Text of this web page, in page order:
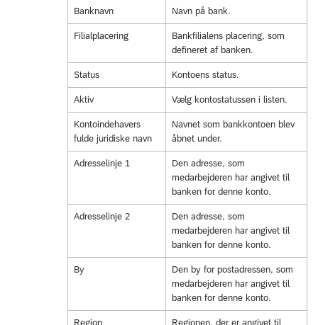
Banknavn Navn på bank.
Filialplacering
Bankfilialens placering, som
defineret af banken.
Status Kontoens status.
Aktiv Vælg kontostatussen i listen.
Kontoindehavers
fulde juridiske navn
Navnet som bankkontoen blev
åbnet under.
Adresselinje 1
Den adresse, som
medarbejderen har angivet til
banken for denne konto.
Adresselinje 2
Den adresse, som
medarbejderen har angivet til
banken for denne konto.
By
Den by for postadressen, som
medarbejderen har angivet til
banken for denne konto.
Region
Regionen, der er angivet til